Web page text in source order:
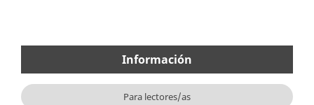
Información
Para lectores/as